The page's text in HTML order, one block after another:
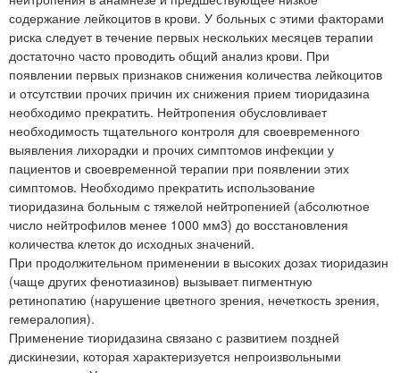
содержание лейкоцитов в крови. У больных с этими факторами
риска следует в течение первых нескольких месяцев терапии
достаточно часто проводить общий анализ крови. При
появлении первых признаков снижения количества лейкоцитов
и отсутствии прочих причин их снижения прием тиоридазина
необходимо прекратить. Нейтропения обусловливает
необходимость тщательного контроля для своевременного
выявления лихорадки и прочих симптомов инфекции у
пациентов и своевременной терапии при появлении этих
симптомов. Необходимо прекратить использование
тиоридазина больным с тяжелой нейтропенией (абсолютное
число нейтрофилов менее 1000 мм3) до восстановления
количества клеток до исходных значений.
При продолжительном применении в высоких дозах тиоридазин
(чаще других фенотиазинов) вызывает пигментную
ретинопатию (нарушение цветного зрения, нечеткость зрения,
гемералопия).
Применение тиоридазина связано с развитием поздней
дискинезии, которая характеризуется непроизвольными